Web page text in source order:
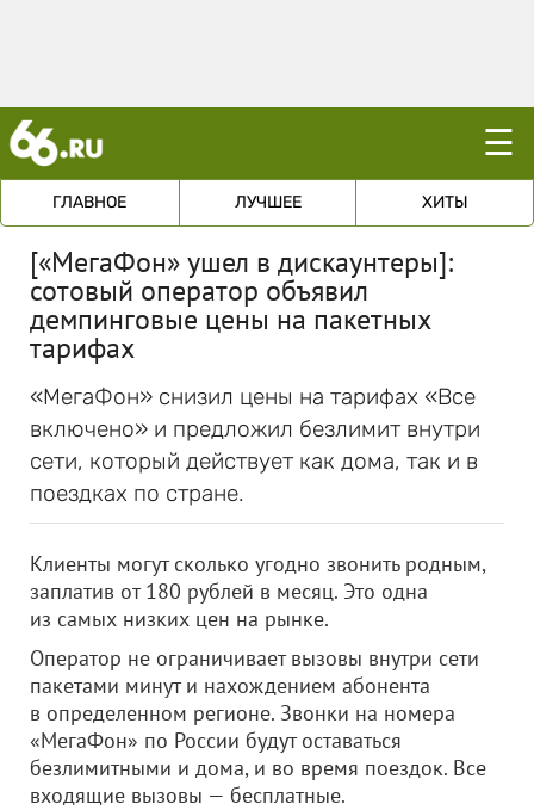
☰
ГЛАВНОЕ ЛУЧШЕЕ ХИТЫ
[«МегаФон» ушел в дискаунтеры]:
сотовый оператор объявил
демпинговые цены на пакетных
тарифах
«МегаФон» снизил цены на тарифах «Все
включено» и предложил безлимит внутри
сети, который действует как дома, так и в
поездках по стране.
Клиенты могут сколько угодно звонить родным,
заплатив от 180 рублей в месяц. Это одна
из самых низких цен на рынке.
Оператор не ограничивает вызовы внутри сети
пакетами минут и нахождением абонента
в определенном регионе. Звонки на номера
«МегаФон» по России будут оставаться
безлимитными и дома, и во время поездок. Все
входящие вызовы — бесплатные.